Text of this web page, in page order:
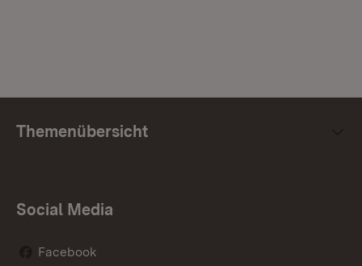
Themenübersicht
Social Media
Facebook